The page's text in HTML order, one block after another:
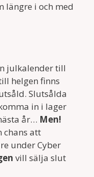
längre i och med
julkalender till
helgen finns
Slutsålda
in i lager
år… Men!
chans att
under Cyber
vill sälja slut